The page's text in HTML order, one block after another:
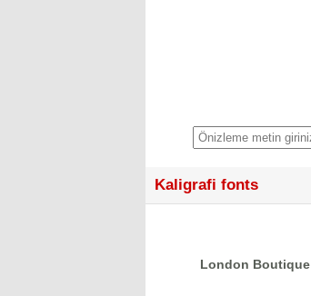
Kaligrafi fonts
London Boutique